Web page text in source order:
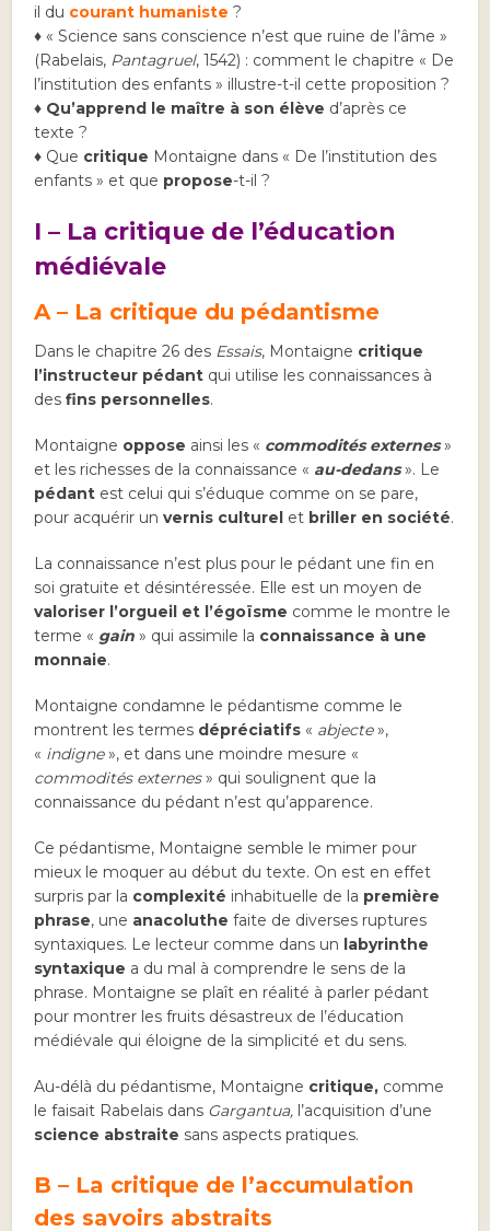
il du courant humaniste ?
♦ « Science sans conscience n’est que ruine de l’âme »
(Rabelais, Pantagruel, 1542) : comment le chapitre « De
l’institution des enfants » illustre-t-il cette proposition ?
♦ Qu’apprend le maître à son élève d’après ce
texte ?
♦ Que critique Montaigne dans « De l’institution des
enfants » et que propose-t-il ?
I – La critique de l’éducation
médiévale
A – La critique du pédantisme
Dans le chapitre 26 des Essais, Montaigne critique
l’instructeur pédant qui utilise les connaissances à
desfins personnelles.
Montaigne oppose ainsi les « commodités externes»
et les richesses de la connaissance « au-dedans ». Le
pédant est celui qui s’éduque comme on se pare,
pour acquérir unvernis culturel et briller en société.
La connaissance n’est plus pour le pédant une fin en
soi gratuite et désintéressée. Elle est un moyen de
valoriser l’orgueil et l’égoïsme comme le montre le
terme « gain » qui assimile la connaissance à une
monnaie.
Montaigne condamne le pédantisme comme le
montrent les termes dépréciatifs « abjecte»,
« indigne», et dans une moindre mesure «
commodités externes» qui soulignent que la
connaissance du pédant n’est qu’apparence.
Ce pédantisme, Montaigne semble le mimer pour
mieux le moquer au début du texte. On est en effet
surpris par la complexité inhabituelle de la première
phrase, une anacoluthe faite de diverses ruptures
syntaxiques. Le lecteur comme dans un labyrinthe
syntaxique a du mal à comprendre le sens de la
phrase. Montaigne se plaît en réalité à parler pédant
pour montrer les fruits désastreux de l’éducation
médiévale qui éloigne de la simplicité et du sens.
Au-délà du pédantisme, Montaigne critique, comme
le faisait Rabelais dans Gargantua, l’acquisition d’une
science abstraite sans aspects pratiques.
B – La critique de l’accumulation
des savoirs abstraits